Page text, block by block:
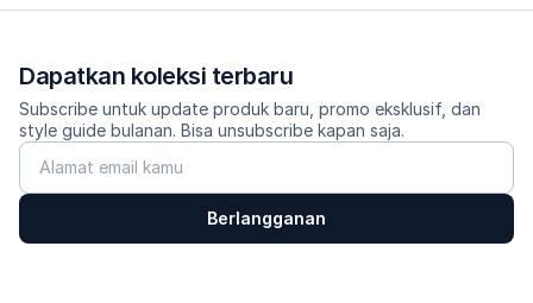
Dapatkan koleksi terbaru
Subscribe untuk update produk baru, promo eksklusif, dan
style guide bulanan. Bisa unsubscribe kapan saja.
Berlangganan